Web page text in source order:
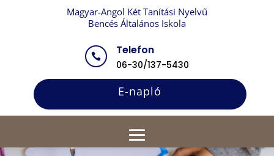
Magyar-Angol Két Tanítási Nyelvű
Bencés Általános Iskola
 Telefon
06-30/137-5430
E-napló